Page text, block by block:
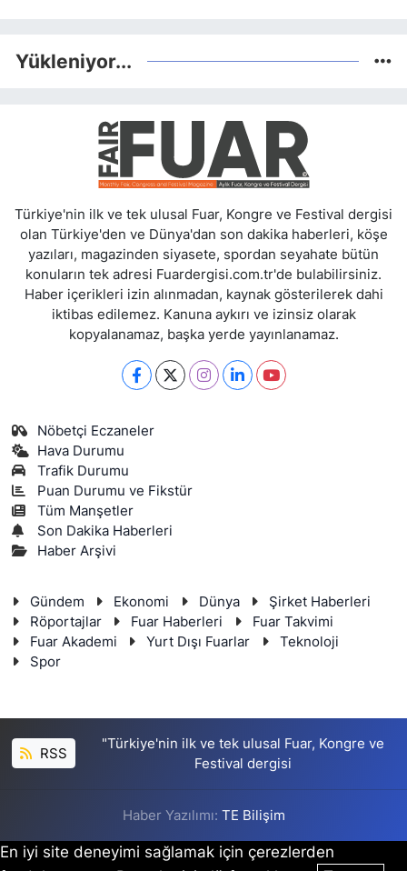
Yükleniyor...
Türkiye'nin ilk ve tek ulusal Fuar, Kongre ve Festival dergisi
olan Türkiye'den ve Dünya'dan son dakika haberleri, köşe
yazıları, magazinden siyasete, spordan seyahate bütün
konuların tek adresi Fuardergisi.com.tr'de bulabilirsiniz.
Haber içerikleri izin alınmadan, kaynak gösterilerek dahi
iktibas edilemez. Kanuna aykırı ve izinsiz olarak
kopyalanamaz, başka yerde yayınlanamaz.
Nöbetçi Eczaneler
Hava Durumu
Trafik Durumu
Puan Durumu ve Fikstür
Tüm Manşetler
Son Dakika Haberleri
Haber Arşivi
Gündem Ekonomi Dünya
Şirket Haberleri
Röportajlar
Fuar Haberleri
Fuar Takvimi
Fuar Akademi
Yurt Dışı Fuarlar
Teknoloji
Spor
RSS
"Türkiye'nin ilk ve tek ulusal Fuar, Kongre ve
Festival dergisi
Haber Yazılımı: TE Bilişim
En iyi site deneyimi sağlamak için çerezlerden